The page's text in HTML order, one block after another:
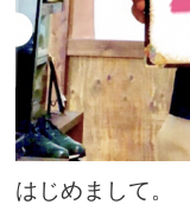
はじめまして。